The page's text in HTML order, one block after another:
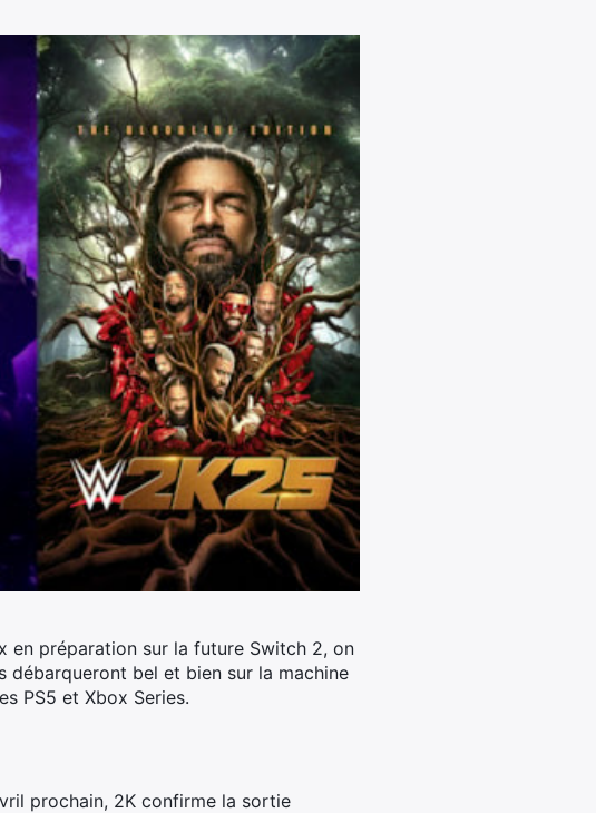
en préparation sur la future Switch 2, on
bel et bien sur la machine
PS5 et Xbox Series.
prochain, 2K confirme la sortie